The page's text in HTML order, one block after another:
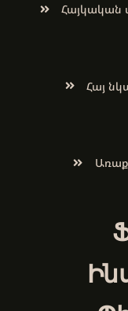
Հայկական
Հայ